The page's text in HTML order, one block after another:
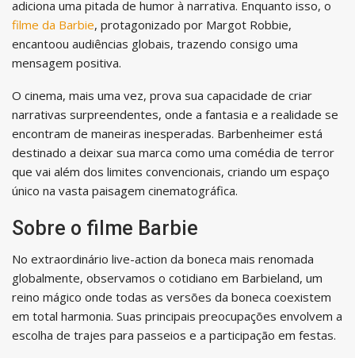
adiciona uma pitada de humor à narrativa. Enquanto isso, o
filme da Barbie, protagonizado por Margot Robbie,
encantoou audiências globais, trazendo consigo uma
mensagem positiva.
O cinema, mais uma vez, prova sua capacidade de criar
narrativas surpreendentes, onde a fantasia e a realidade se
encontram de maneiras inesperadas. Barbenheimer está
destinado a deixar sua marca como uma comédia de terror
que vai além dos limites convencionais, criando um espaço
único na vasta paisagem cinematográfica.
Sobre o filme Barbie
No extraordinário live-action da boneca mais renomada
globalmente, observamos o cotidiano em Barbieland, um
reino mágico onde todas as versões da boneca coexistem
em total harmonia. Suas principais preocupações envolvem a
escolha de trajes para passeios e a participação em festas.